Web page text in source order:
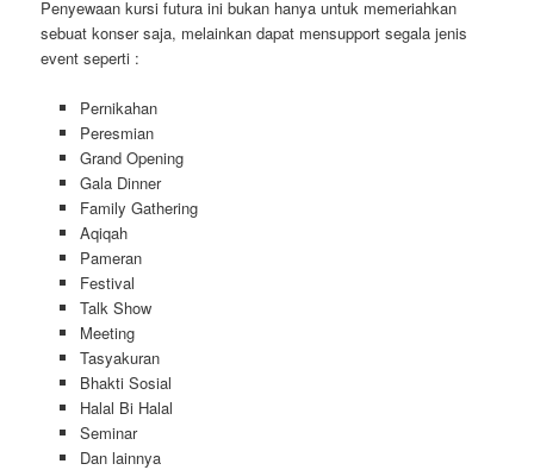
Penyewaan kursi futura ini bukan hanya untuk memeriahkan
sebuat konser saja, melainkan dapat mensupport segala jenis
event seperti :
Pernikahan
Peresmian
Grand Opening
Gala Dinner
Family Gathering
Aqiqah
Pameran
Festival
Talk Show
Meeting
Tasyakuran
Bhakti Sosial
Halal Bi Halal
Seminar
Dan lainnya